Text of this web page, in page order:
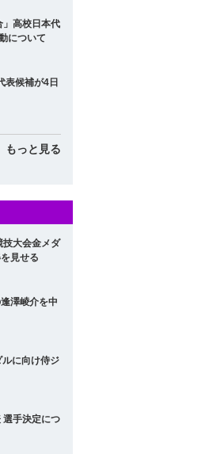
」高校日本代
について
表候補が4日
もっと見る
技大会金メダ
見せる
澤崚介を中
に向け侍ジ
選手決定につ